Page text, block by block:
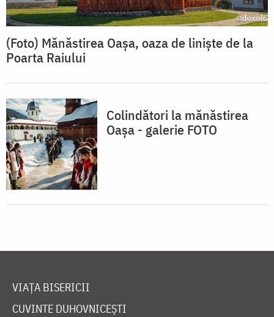
(Foto) Mănăstirea Oașa, oaza de liniște de la
Poarta Raiului
Colindători la mănăstirea
Oașa - galerie FOTO
VIAȚA BISERICII
CUVINTE DUHOVNICEȘTI